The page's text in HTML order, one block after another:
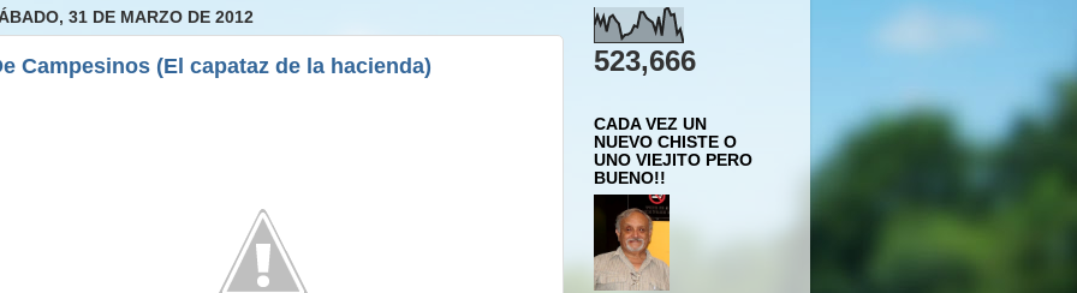
31 DE MARZO DE 2012
Campesinos (El capataz de la hacienda) 523,666
CADA VEZ UN
NUEVO CHISTE O
UNO VIEJITO PERO
BUENO!!